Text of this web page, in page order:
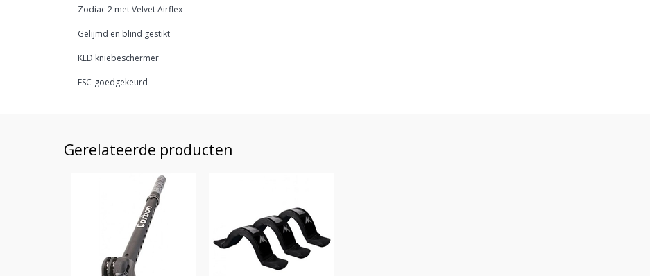
Zodiac 2 met Velvet Airflex
Gelijmd en blind gestikt
KED kniebeschermer
FSC-goedgekeurd
Gerelateerde producten